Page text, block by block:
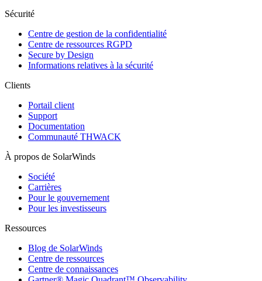
Sécurité
Centre de gestion de la confidentialité
Centre de ressources RGPD
Secure by Design
Informations relatives à la sécurité
Clients
Portail client
Support
Documentation
Communauté THWACK
À propos de SolarWinds
Société
Carrières
Pour le gouvernement
Pour les investisseurs
Ressources
Blog de SolarWinds
Centre de ressources
Centre de connaissances